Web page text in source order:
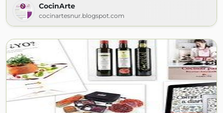
CocinArte
cocinartesnur.blogspot.com